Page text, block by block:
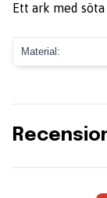
Ett ark med
Material: